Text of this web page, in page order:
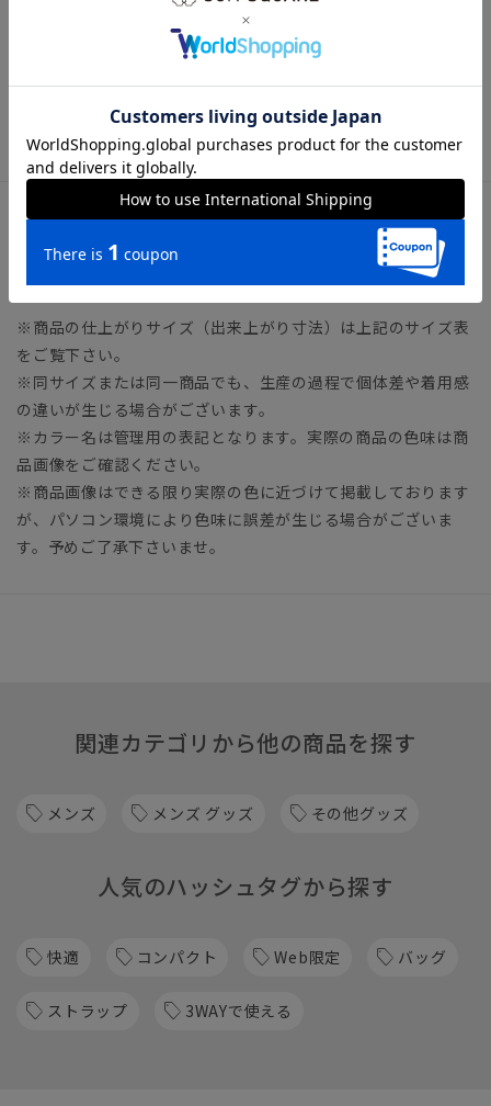
■USBケーブル(type-C)
※ACアダプターは付属していません。DC5V/2A以上のACアダ
プターやPC等のUSB端子へ接続してご利用ください。
サイズ詳細
※商品の仕上がりサイズ（出来上がり寸法）は上記のサイズ表
をご覧下さい。
※同サイズまたは同一商品でも、生産の過程で個体差や着用感
の違いが生じる場合がございます。
※カラー名は管理用の表記となります。実際の商品の色味は商
品画像をご確認ください。
※商品画像はできる限り実際の色に近づけて掲載しております
が、パソコン環境により色味に誤差が生じる場合がございま
す。予めご了承下さいませ。
関連カテゴリから他の商品を探す
メンズ メンズ グッズ その他グッズ
人気のハッシュタグから探す
快適 コンパクト Web限定 バッグ
ストラップ 3WAYで使える